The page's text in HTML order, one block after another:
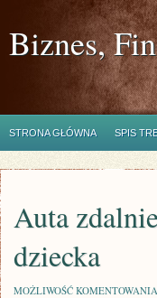
Biznes,
STRONA GŁÓWNA SPIS
Auta
dziecka
MOŻLIWOŚĆ KOMENTOWANIA